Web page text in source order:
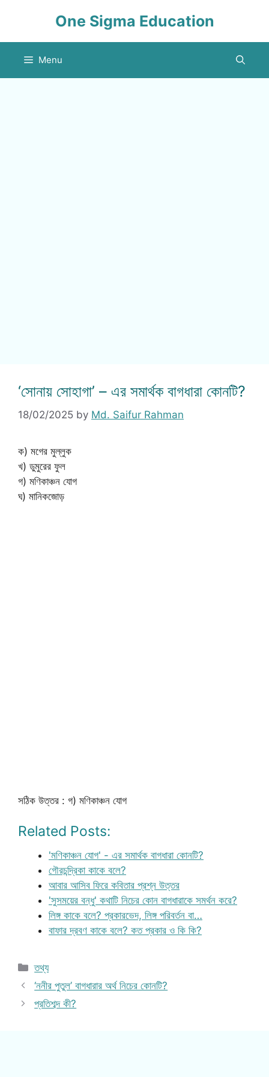
One Sigma Education
Menu
‘সোনায় সোহাগা’ – এর সমার্থক বাগধারা কোনটি?
18/02/2025 by Md. Saifur Rahman
ক) মগের মুল্লুক
খ) ডুমুরের ফুল
গ) মণিকাঞ্চন যোগ
ঘ) মানিকজোড়
সঠিক উত্তর : গ) মণিকাঞ্চন যোগ
Related Posts:
'মণিকাঞ্চন যোগ' - এর সমার্থক বাগধারা কোনটি?
গৌরচন্দ্রিকা কাকে বলে?
আবার আসিব ফিরে কবিতার প্রশ্ন উত্তর
'সুসময়ের বন্ধু' কথাটি নিচের কোন বাগধারাকে সমর্থন করে?
লিঙ্গ কাকে বলে? প্রকারভেদ, লিঙ্গ পরিবর্তন বা…
বাফার দ্রবণ কাকে বলে? কত প্রকার ও কি কি?
Categories
তথ্য
‘ননীর পুতুল’ বাগধারার অর্থ নিচের কোনটি?
প্রতিশব্দ কী?